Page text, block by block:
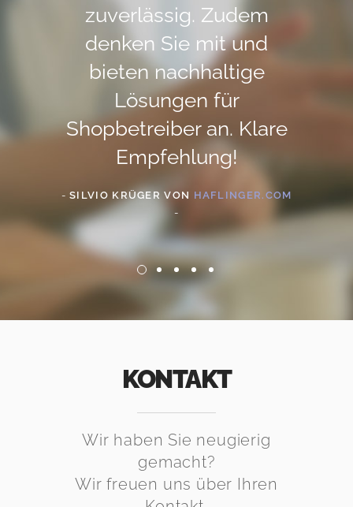
zuverlässig. Zudem
denken Sie mit und
bieten nachhaltige
Lösungen für
Shopbetreiber an. Klare
Empfehlung!
-SILVIO KRÜGER VON HAFLINGER.COM
-
KONTAKT
Wir haben Sie neugierig
gemacht?
Wir freuen uns über Ihren